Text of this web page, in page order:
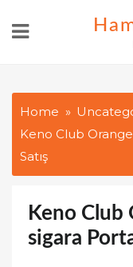
Home
Keno Club
Satış
Keno Club
sigara